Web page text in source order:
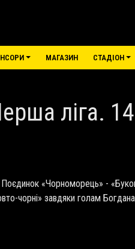
МАГАЗИН СТАДІОН
ліга.
Поєдинок «Чорноморець» -
чорні» завдяки голам